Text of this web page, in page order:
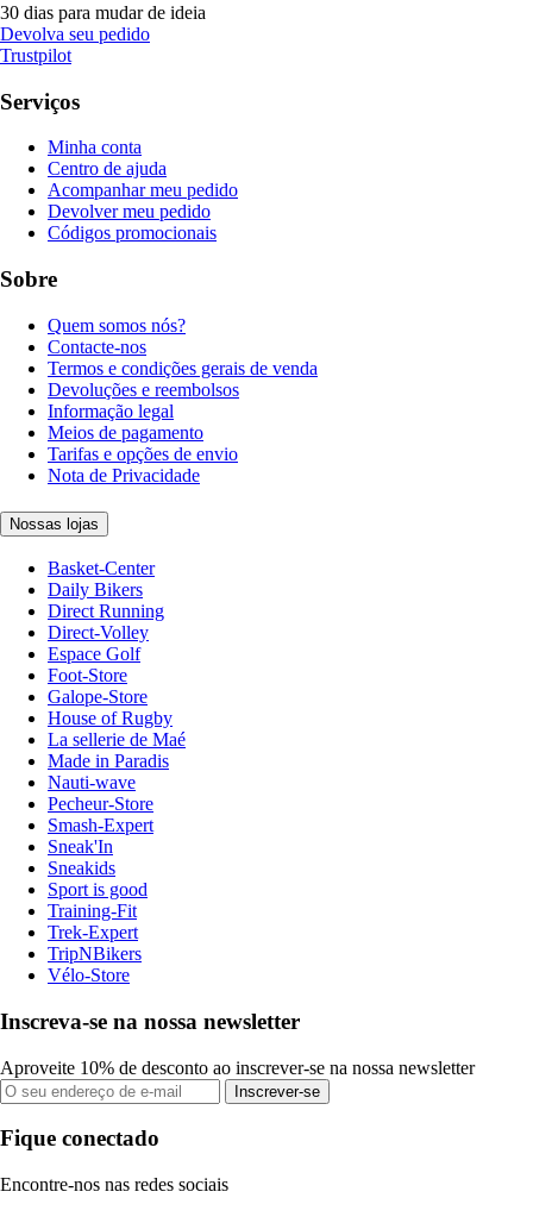
30 dias para mudar de ideia
Devolva seu pedido
Trustpilot
Serviços
Minha conta
Centro de ajuda
Acompanhar meu pedido
Devolver meu pedido
Códigos promocionais
Sobre
Quem somos nós?
Contacte-nos
Termos e condições gerais de venda
Devoluções e reembolsos
Informação legal
Meios de pagamento
Tarifas e opções de envio
Nota de Privacidade
Nossas lojas
Basket-Center
Daily Bikers
Direct Running
Direct-Volley
Espace Golf
Foot-Store
Galope-Store
House of Rugby
La sellerie de Maé
Made in Paradis
Nauti-wave
Pecheur-Store
Smash-Expert
Sneak'In
Sneakids
Sport is good
Training-Fit
Trek-Expert
TripNBikers
Vélo-Store
Inscreva-se na nossa newsletter
Aproveite 10% de desconto ao inscrever-se na nossa newsletter
Inscrever-se
Fique conectado
Encontre-nos nas redes sociais